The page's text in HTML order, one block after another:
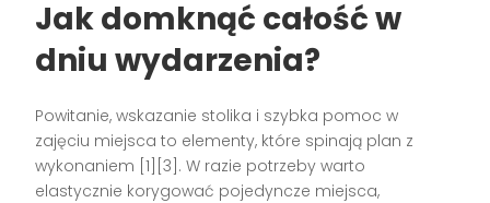
Jak domknąć całość w
dniu wydarzenia?
Powitanie, wskazanie stolika i szybka pomoc w
zajęciu miejsca to elementy, które spinają plan z
wykonaniem [1][3]. W razie potrzeby warto
elastycznie korygować pojedyncze miejsca,